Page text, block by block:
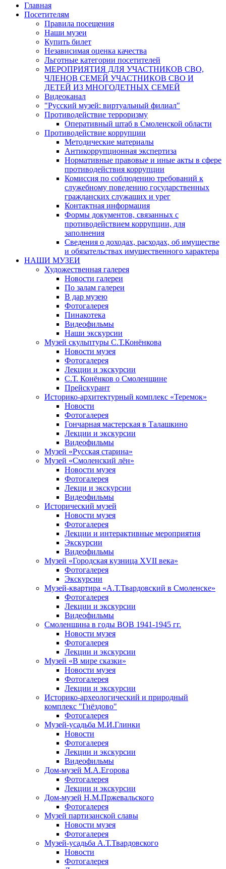
Главная
Посетителям
Правила посещения
Наши музеи
Купить билет
Независимая оценка качества
Льготные категории посетителей
МЕРОПРИЯТИЯ ДЛЯ УЧАСТНИКОВ СВО,
ЧЛЕНОВ СЕМЕЙ УЧАСТНИКОВ СВО И
ДЕТЕЙ ИЗ МНОГОДЕТНЫХ СЕМЕЙ
Видеоканал
"Русский музей: виртуальный филиал"
Противодействие терроризму
Оперативный штаб в Смоленской области
Противодействие коррупции
Методические материалы
Антикоррупционная экспертиза
Нормативные правовые и иные акты в сфере
противодействия коррупции
Комиссия по соблюдению требований к
служебному поведению государственных
гражданских служащих и урег
Контактная информация
Формы документов, связанных с
противодействием коррупции, для
заполнения
Сведения о доходах, расходах, об имуществе
и обязательствах имущественного характера
НАШИ МУЗЕИ
Художественная галерея
Новости галереи
По залам галереи
В дар музею
Фотогалерея
Пинакотека
Видеофильмы
Наши экскурсии
Музей скульптуры С.Т.Конёнкова
Новости музея
Фотогалерея
Лекции и экскурсии
С.Т. Конёнков о Смоленщине
Прейскурант
Историко-архитектурный комплекс «Теремок»
Новости
Фотогалерея
Гончарная мастерская в Талашкино
Лекции и экскурсии
Видеофильмы
Музей «Русская старина»
Музей «Смоленский лён»
Новости музея
Фотогалерея
Лекци и экскурсии
Видеофильмы
Исторический музей
Новости музея
Фотогалерея
Лекции и интерактивные мероприятия
Экскурсии
Видеофильмы
Музей «Городская кузница XVII века»
Фотогалерея
Экскурсии
Музей-квартира «А.Т.Твардовский в Смоленске»
Фотогалерея
Лекции и экскурсии
Видеофильмы
Смоленщина в годы ВОВ 1941-1945 гг.
Новости музея
Фотогалерея
Лекции и экскурсии
Музей «В мире сказки»
Новости музея
Фотогалерея
Лекции и экскурсии
Историко-археологический и природный
комплекс "Гнёздово"
Фотогалерея
Музей-усадьба М.И.Глинки
Новости
Фотогалерея
Лекции и экскурсии
Видеофильмы
Дом-музей М.А.Егорова
Фотогалерея
Лекции и экскурсии
Дом-музей Н.М.Пржевальского
Фотогалерея
Музей партизанской славы
Новости музея
Фотогалерея
Музей-усадьба А.Т.Твардовского
Новости
Фотогалерея